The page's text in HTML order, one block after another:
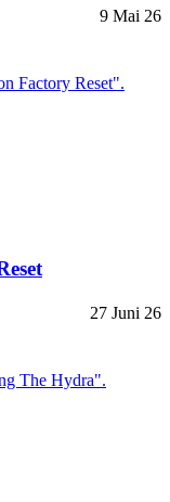
9 Mai 26
27 Juni 26